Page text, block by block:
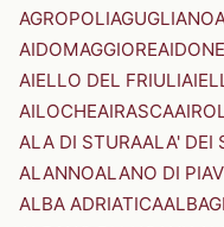
AGROPOLIAGUGLIANO
AIDOMAGGIOREAIDONE
AIELLO DEL FRIULI
AILOCHEAIRASCA
ALA DI STURAALA' DEI
ALANNOALANO DI
ALBA ADRIATICA